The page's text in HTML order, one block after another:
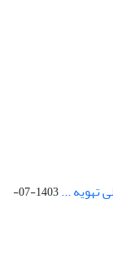
تهویه ...
1403-07-